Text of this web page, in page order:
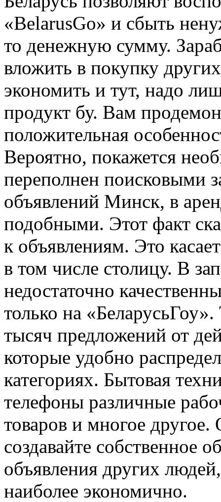
«BelarusGo» и сбыть
то денежную сумму.
вложить в покупку
экономить и тут, надо
продукт бу. Вам
положительная
Вероятно, покажется
переполнен поисковыми
объявлений Минск, в
подобными. Этот факт
к объявлениям. Это
в том числе столицу. В
недостаточно
только на «БеларусьГоу».
тысяч предложений от
которые удобно
категориях. Бытовая
телефоны различные
товаров и многое другое.
создавайте собственное
объявления других
наиболее экономично.